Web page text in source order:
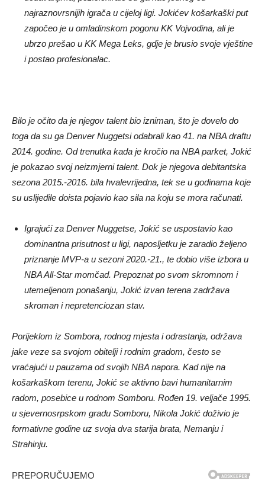
najraznovrsnijih igrača u cijeloj ligi. Jokićev košarkaški put
započeo je u omladinskom pogonu KK Vojvodina, ali je
ubrzo prešao u KK Mega Leks, gdje je brusio svoje vještine
i postao profesionalac.
Bilo je očito da je njegov talent bio izniman, što je dovelo do
toga da su ga Denver Nuggetsi odabrali kao 41. na NBA draftu
2014. godine. Od trenutka kada je kročio na NBA parket, Jokić
je pokazao svoj neizmjerni talent. Dok je njegova debitantska
sezona 2015.-2016. bila hvalevrijedna, tek se u godinama koje
su uslijedile doista pojavio kao sila na koju se mora računati.
Igrajući za Denver Nuggetse, Jokić se uspostavio kao
dominantna prisutnost u ligi, naposljetku je zaradio željeno
priznanje MVP-a u sezoni 2020.-21., te dobio više izbora u
NBA All-Star momčad. Prepoznat po svom skromnom i
utemeljenom ponašanju, Jokić izvan terena zadržava
skroman i nepretenciozan stav.
Porijeklom iz Sombora, rodnog mjesta i odrastanja, održava
jake veze sa svojom obitelji i rodnim gradom, često se
vraćajući u pauzama od svojih NBA napora. Kad nije na
košarkaškom terenu, Jokić se aktivno bavi humanitarnim
radom, posebice u rodnom Somboru. Rođen 19. veljače 1995.
u sjevernosrpskom gradu Somboru, Nikola Jokić doživio je
formativne godine uz svoja dva starija brata, Nemanju i
Strahinju.